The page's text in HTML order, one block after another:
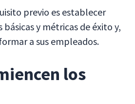
previo es establecer
básicas y métricas de éxito y,
a sus empleados.
los